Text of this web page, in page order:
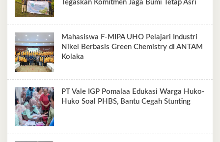
Tegaskan Komitmen Jaga Bumi Tetap Asri
Mahasiswa F-MIPA UHO Pelajari Industri
Nikel Berbasis Green Chemistry di ANTAM
Kolaka
PT Vale IGP Pomalaa Edukasi Warga Huko-
Huko Soal PHBS, Bantu Cegah Stunting